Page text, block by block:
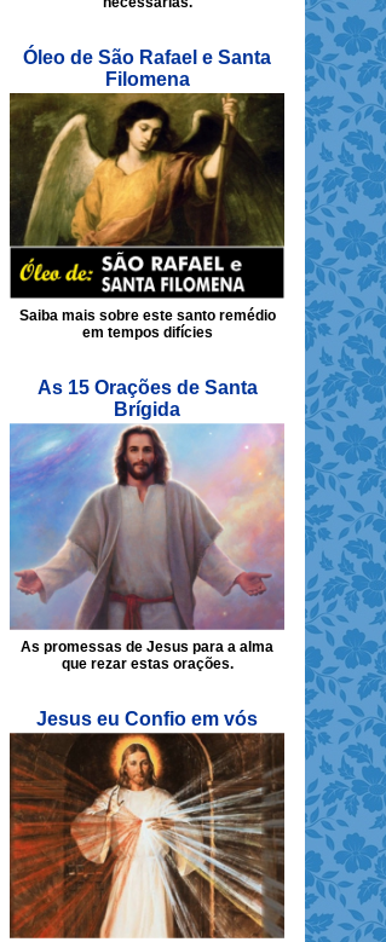
Óleo de São Rafael e Santa
Filomena
Saiba mais sobre este santo remédio
em tempos difícies
As 15 Orações de Santa
Brígida
As promessas de Jesus para a alma
que rezar estas orações.
Jesus eu Confio em vós